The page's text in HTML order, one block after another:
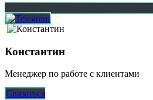
Константин
Менеджер по работе с клиентами
Связаться